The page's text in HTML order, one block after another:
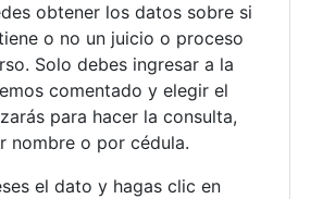
obtener los datos sobre si
o no un juicio o proceso
Solo debes ingresar a la
comentado y elegir el
para hacer la consulta,
nombre o por cédula.
el dato y hagas clic en